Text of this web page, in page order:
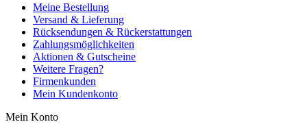
Meine Bestellung
Versand & Lieferung
Rücksendungen & Rückerstattungen
Zahlungsmöglichkeiten
Aktionen & Gutscheine
Weitere Fragen?
Firmenkunden
Mein Kundenkonto
Mein Konto